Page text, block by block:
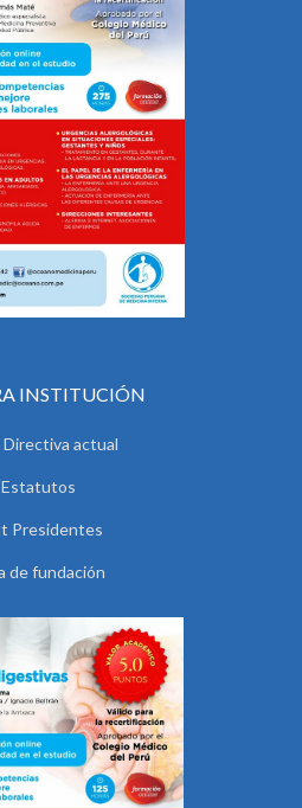
INSTITUCIÓN
Directiva actual
Estatutos
Presidentes
de fundación